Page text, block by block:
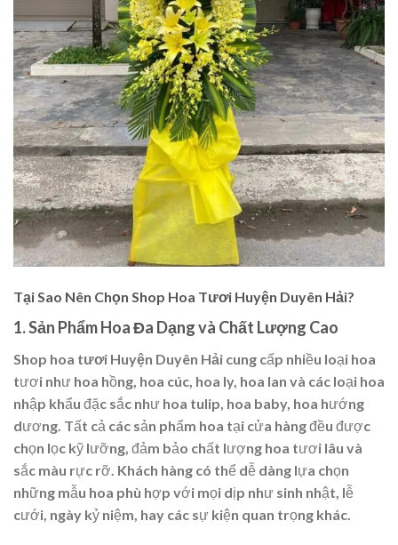
Tại Sao Nên Chọn Shop Hoa Tươi Huyện Duyên Hải?
1.Sản Phẩm Hoa Đa Dạng và Chất Lượng Cao
Shop hoa tươi Huyện Duyên Hải cung cấp nhiều loại hoa
tươi như hoa hồng, hoa cúc, hoa ly, hoa lan và các loại hoa
nhập khẩu đặc sắc như hoa tulip, hoa baby, hoa hướng
dương. Tất cả các sản phẩm hoa tại cửa hàng đều được
chọn lọc kỹ lưỡng, đảm bảo chất lượng hoa tươi lâu và
sắc màu rực rỡ. Khách hàng có thể dễ dàng lựa chọn
những mẫu hoa phù hợp với mọi dịp như sinh nhật, lễ
cưới, ngày kỷ niệm, hay các sự kiện quan trọng khác.